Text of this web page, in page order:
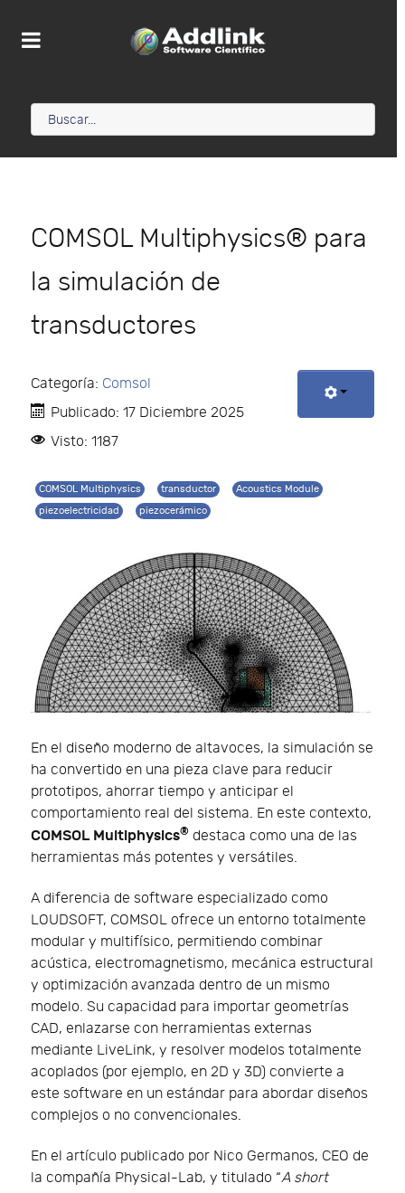
COMSOL Multiphysics® para
la simulación de
transductores
Categoría: Comsol
Publicado: 17 Diciembre 2025
Visto: 1187
COMSOL Multiphysics transductor
Acoustics Module
piezoelectricidad
piezocerámico
En el diseño moderno de altavoces, la simulación se
ha convertido en una pieza clave para reducir
prototipos, ahorrar tiempo y anticipar el
comportamiento real del sistema. En este contexto,
COMSOL Multiphysics® destaca como una de las
herramientas más potentes y versátiles.
A diferencia de software especializado como
LOUDSOFT, COMSOL ofrece un entorno totalmente
modular y multifísico, permitiendo combinar
acústica, electromagnetismo, mecánica estructural
y optimización avanzada dentro de un mismo
modelo. Su capacidad para importar geometrías
CAD, enlazarse con herramientas externas
mediante LiveLink, y resolver modelos totalmente
acoplados (por ejemplo, en 2D y 3D) convierte a
este software en un estándar para abordar diseños
complejos o no convencionales.
En el artículo publicado por Nico Germanos, CEO de
la compañía Physical-Lab, y titulado “A short